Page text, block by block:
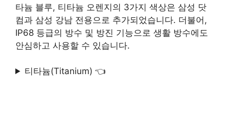
타늄 블루, 티타늄 오렌지의 3가지 색상은 삼성 닷
컴과 삼성 강남 전용으로 추가되었습니다. 더불어,
IP68 등급의 방수 및 방진 기능으로 생활 방수에도
안심하고 사용할 수 있습니다.
티타늄(Titanium) 👈